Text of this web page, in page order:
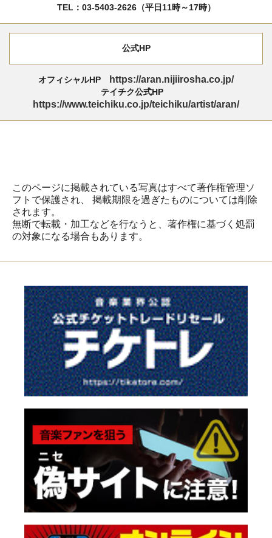
TEL：03-5403-2626（平日11時～17時）
公式HP
オフィシャルHP https://aran.nijiirosha.co.jp/
テイチク公式HP
https://www.teichiku.co.jp/teichiku/artist/aran/
このページに掲載されている写真はすべて著作権管理ソ
フトで保護され、
掲載期限を過ぎたものについては削除
されます。
無断で転載・加工などを行なうと、著作権に基づく処罰
の対象になる場合もあります。